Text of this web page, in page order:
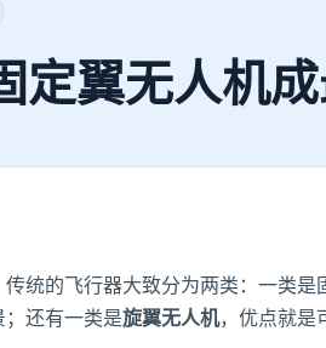
定翼无人机
的飞行器大致分为两类：一类是
；还有一类是旋翼无人机，优点就是